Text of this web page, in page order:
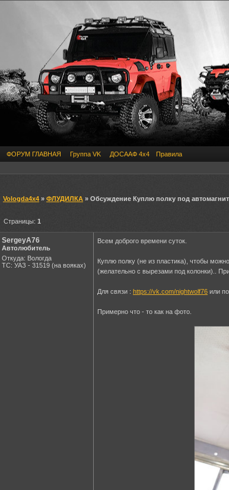
ФОРУМ ГЛАВНАЯ Группа VK ДОСААФ 4х4 Правила
Vologda4x4 » ФЛУДИЛКА » Обсуждение Куплю полку под
Страницы:1
SergeyA76
Автолюбитель
Откуда: Вологда
ТС: УАЗ - 31519 (на вояках)
Всем доброго времени суток.
Куплю полку (не из пластика), чтобы
(желательно с вырезами под колонки)..
Для связи : https://vk.com/nightwolf76 или
Примерно что - то как на фото.